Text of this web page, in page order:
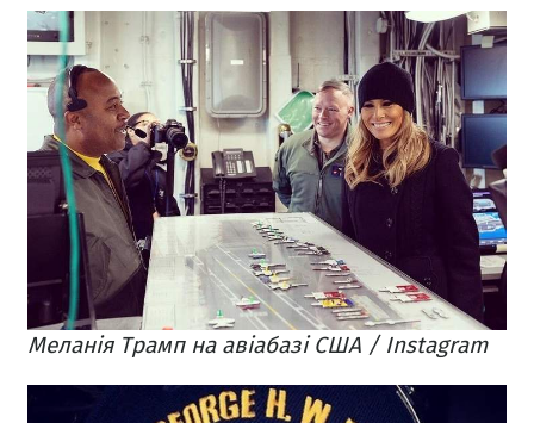
Меланія Трамп на авіабазі США / Instagram